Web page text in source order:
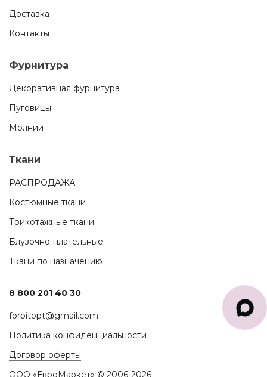
Доставка
Контакты
Фурнитура
Декоративная фурнитура
Пуговицы
Молнии
Ткани
РАСПРОДАЖА
Костюмные ткани
Трикотажные ткани
Блузочно-плательные
Ткани по назначению
8 800 201 40 30
forbitopt@gmail.com
Политика конфиденциальности
Договор оферты
ООО «ЕвроМаркет» © 2006-2026